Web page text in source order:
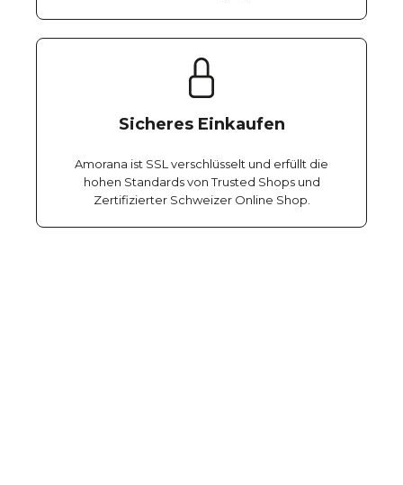
Sicheres Einkaufen
Amorana ist SSL verschlüsselt und erfüllt die
hohen Standards von Trusted Shops und
Zertifizierter Schweizer Online Shop.